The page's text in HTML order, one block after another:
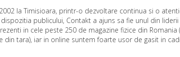
la Timisioara, printr-o dezvoltare continua si o
publicului, Contakt a ajuns sa fie unul din
in cele peste 250 de magazine fizice din
din tara), iar in online suntem foarte usor de gasit in